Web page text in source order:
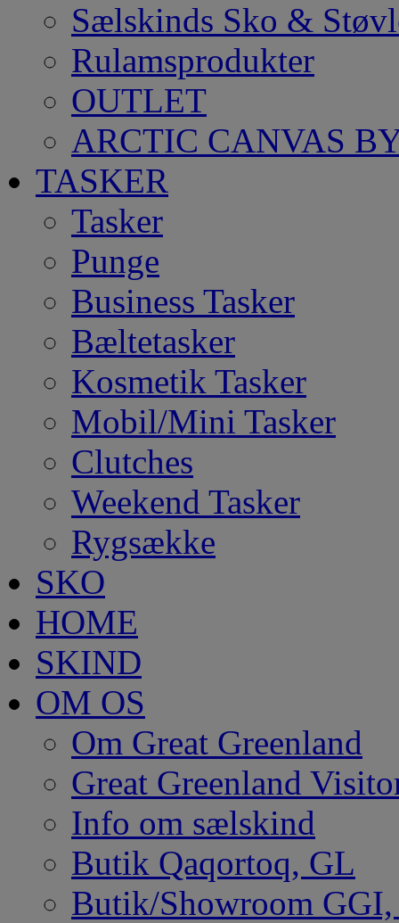
Sælskinds Sko &
Rulamsprodukter
OUTLET
ARCTIC CANVAS
TASKER
Tasker
Punge
Business Tasker
Bæltetasker
Kosmetik Tasker
Mobil/Mini Tasker
Clutches
Weekend Tasker
Rygsække
SKO
HOME
SKIND
OM OS
Om Great Greenland
Great Greenland
Info om sælskind
Butik Qaqortoq, GL
Butik/Showroom